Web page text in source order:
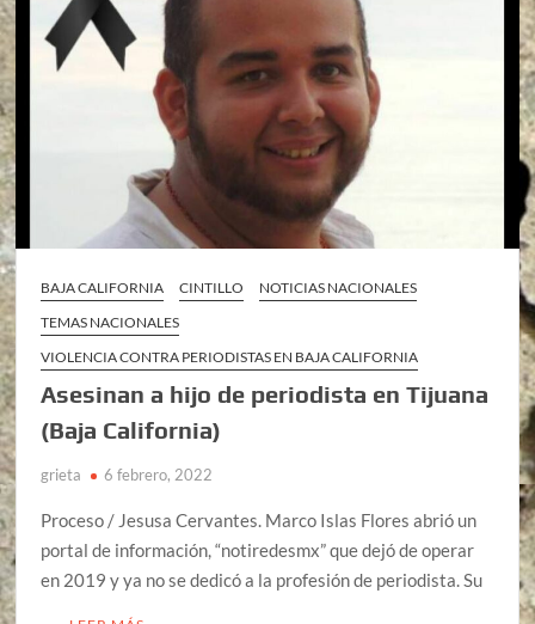
BAJA CALIFORNIA CINTILLO
NOTICIAS NACIONALES
TEMAS NACIONALES
VIOLENCIA CONTRA PERIODISTAS EN BAJA CALIFORNIA
Asesinan a hijo de periodista en Tijuana
(Baja California)
grieta 6 febrero, 2022
Proceso / Jesusa Cervantes. Marco Islas Flores abrió un
portal de información, “notiredesmx” que dejó de operar
en 2019 y ya no se dedicó a la profesión de periodista. Su